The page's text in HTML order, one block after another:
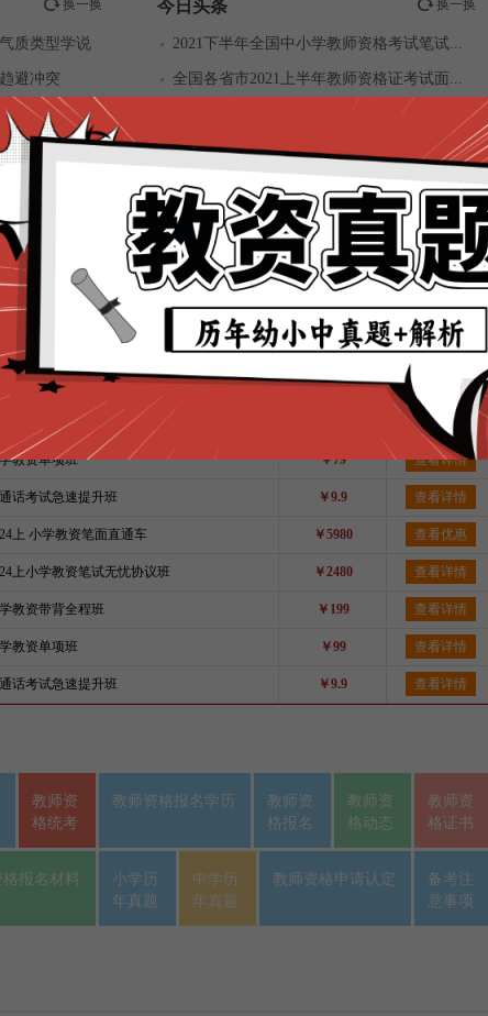
换一换
质类型学说
避冲突
式运算阶段
运算阶段...
我体验
今日头条 换一换
2021下半年全国中小学教师资格考试笔试...
全国各省市2021上半年教师资格证考试面...
全国2021上半年中小学教师资格考试准考...
2021上半年全国中小学教师资格考试笔试...
全部课程
上中学教资笔面直通车 ￥5980 查看详情
上中学教资笔试无忧协议班 ￥2480 查看详情
一+科二+语/数/英/音联报 ￥293 查看详情
学教资带背全程班 查看详情
教资单项班 ￥79 查看详情
话考试急速提升班 ￥9.9 查看详情
上 小学教资笔面直通车 ￥5980 查看优惠
上小学教资笔试无忧协议班 ￥2480 查看详情
教资带背全程班 ￥199 查看详情
教资单项班 ￥99 查看详情
话考试急速提升班 ￥9.9 查看详情
教师资
格统考
教师资格报名学历
教师资
格报名
教师资
格动态
教师资
格证书
格报名材料
小学历
年真题
中学历
年真题
教师资格申请认定
备考注
意事项